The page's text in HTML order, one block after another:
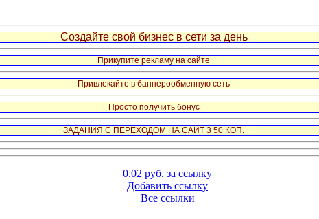
Создайте свой бизнес в сети за день
Прикупите рекламу на сайте
Привлекайте в баннерообменную сеть
Просто получить бонус
ЗАДАНИЯ С ПЕРЕХОДОМ НА САЙТ 3 50 КОП.
0.02 руб. за ссылку
Добавить ссылку
Все ссылки